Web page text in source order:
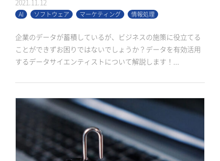
AI ソフトウェア マーケティング 情報処理
企業のデータが蓄積しているが、ビジネスの施策に役立てる
ことができずお困りではないでしょうか？データを有効活用
するデータサイエンティストについて解説します！...